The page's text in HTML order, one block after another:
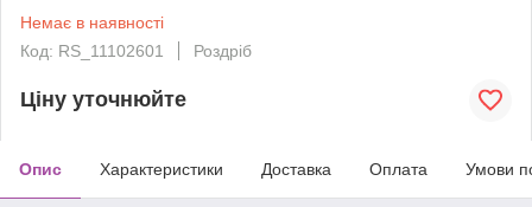
Немає в наявності
Код: RS_11102601
Роздріб
Ціну уточнюйте
Опис Характеристики Доставка Оплата Умови